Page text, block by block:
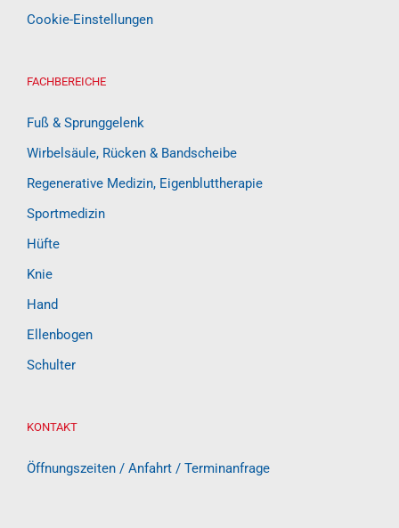
Cookie-Einstellungen
FACHBEREICHE
Fuß & Sprunggelenk
Wirbelsäule, Rücken & Bandscheibe
Regenerative Medizin, Eigenbluttherapie
Sportmedizin
Hüfte
Knie
Hand
Ellenbogen
Schulter
KONTAKT
Öffnungszeiten / Anfahrt / Terminanfrage